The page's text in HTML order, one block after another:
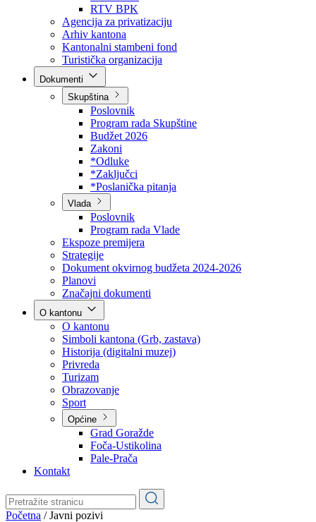
Direkcija za šumarstvo
Javna preduzeća
BPK šume
RTV BPK
Agencija za privatizaciju
Arhiv kantona
Kantonalni stambeni fond
Turistička organizacija
Skupština
Poslovnik
Program rada Skupštine
Budžet 2026
Zakoni
*Odluke
*Zaključci
*Poslanička pitanja
Vlada
Poslovnik
Program rada Vlade
Ekspoze premijera
Strategije
Dokument okvirnog budžeta 2024-2026
Planovi
Značajni dokumenti
O kantonu
O kantonu
Simboli kantona (Grb, zastava)
Historija (digitalni muzej)
Privreda
Turizam
Obrazovanje
Općine
Pale-Prača
Kontakt